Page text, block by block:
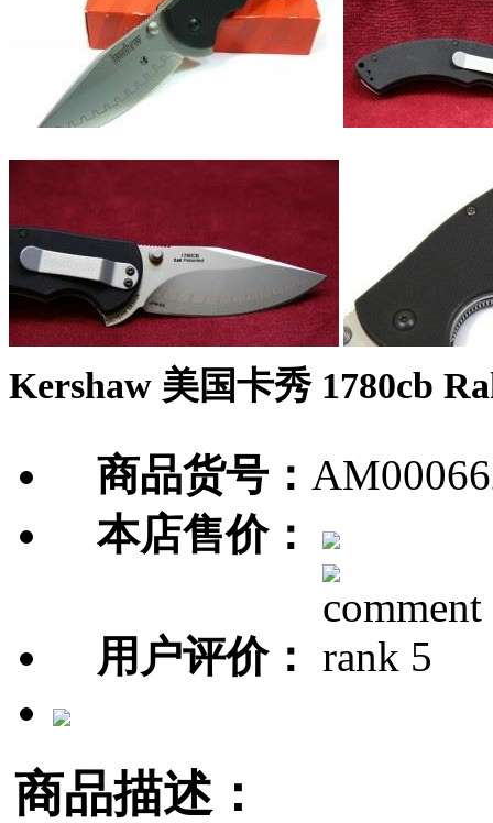
Kershaw 美国卡秀 1780cb
商品货号：
本店售价：
用户评价：
商品描述：